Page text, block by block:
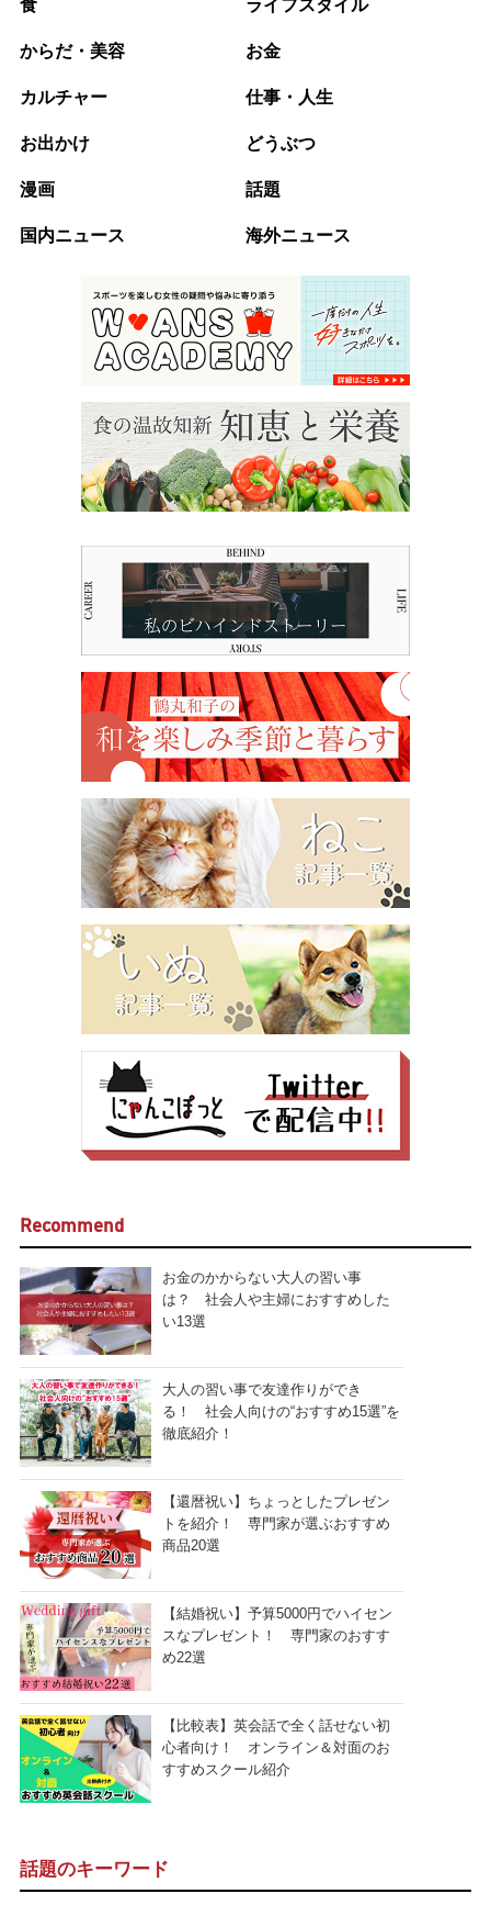
食 ライフスタイル
からだ・美容 お金
カルチャー 仕事・人生
お出かけ どうぶつ
漫画 話題
国内ニュース 海外ニュース
Recommend
お金のかからない大人の習い事
は？ 社会人や主婦におすすめした
い13選
大人の習い事で友達作りができ
る！ 社会人向けの“おすすめ15選”を
徹底紹介！
【還暦祝い】ちょっとしたプレゼン
トを紹介！ 専門家が選ぶおすすめ
商品20選
【結婚祝い】予算5000円でハイセン
スなプレゼント！ 専門家のおすす
め22選
【比較表】英会話で全く話せない初
心者向け！ オンライン＆対面のお
すすめスクール紹介
話題のキーワード